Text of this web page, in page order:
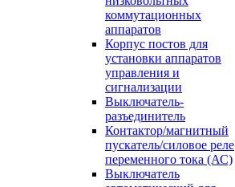
коммутационных
аппаратов
Корпус постов для
установки аппаратов
управления и
сигнализации
Выключатель-
разъединитель
Контактор/магнитный
пускатель/силовое реле
переменного тока (АС)
Выключатель